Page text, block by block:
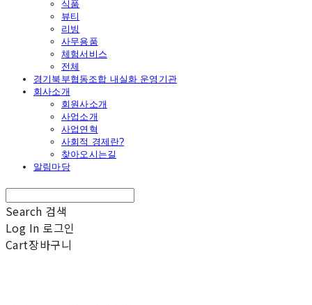
식품
뷰티
리빙
사무용품
체험서비스
전체
경기북부협동조합 내실화 운영기관
회사소개
회원사소개
사업소개
사업연혁
사회적 경제란?
찾아오시는길
알림마당
Search 검색
Log In 로그인
Cart장바구니